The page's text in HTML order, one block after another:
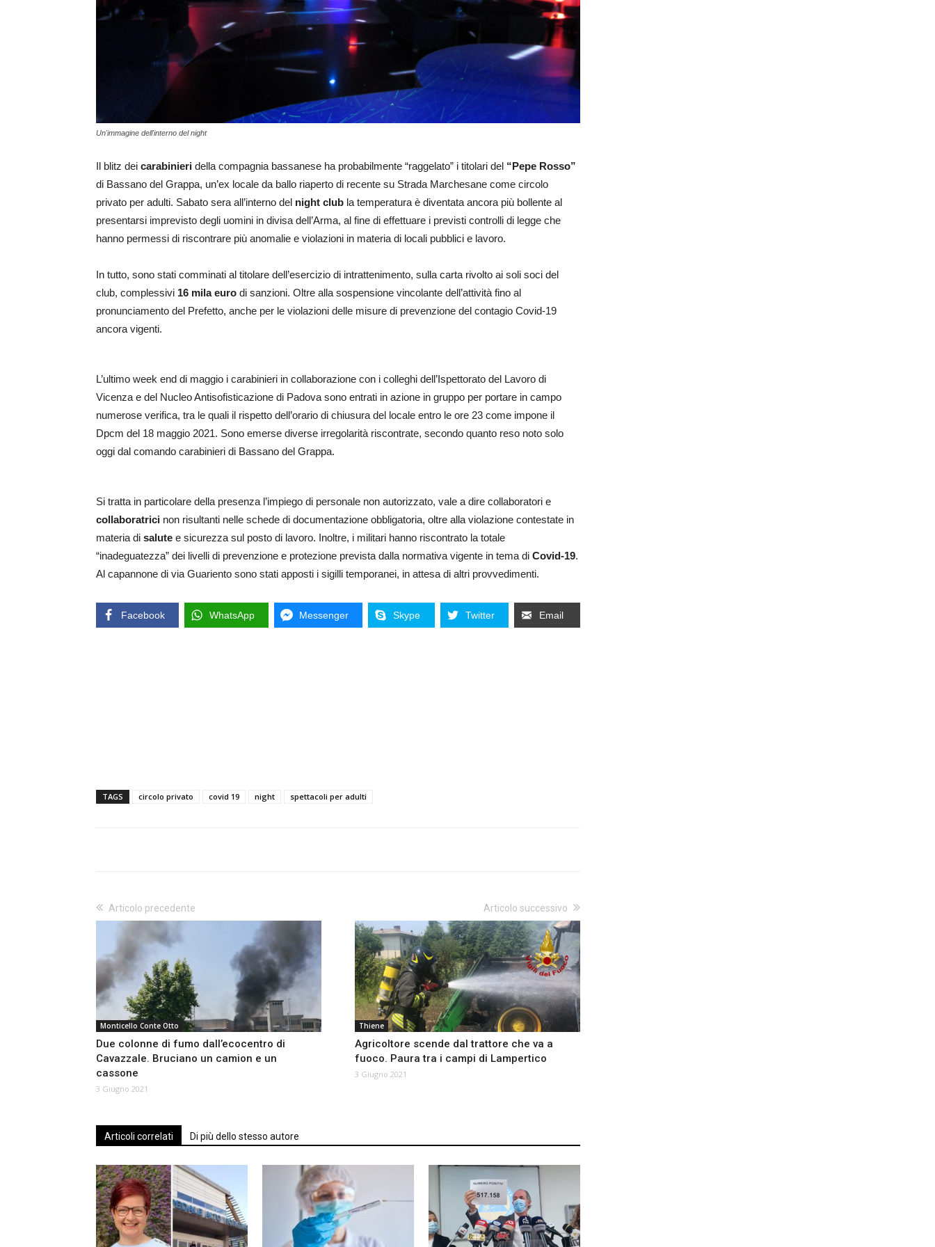
Un'immagine dell'interno del night
Il blitz dei carabinieri della compagnia bassanese ha probabilmente “raggelato” i titolari del “Pepe Rosso”
di Bassano del Grappa, un’ex locale da ballo riaperto di recente su Strada Marchesane come circolo
privato per adulti. Sabato sera all’interno del night club la temperatura è diventata ancora più bollente al
presentarsi imprevisto degli uomini in divisa dell’Arma, al fine di effettuare i previsti controlli di legge che
hanno permessi di riscontrare più anomalie e violazioni in materia di locali pubblici e lavoro.
In tutto, sono stati comminati al titolare dell’esercizio di intrattenimento, sulla carta rivolto ai soli soci del
club, complessivi 16 mila euro di sanzioni. Oltre alla sospensione vincolante dell’attività fino al
pronunciamento del Prefetto, anche per le violazioni delle misure di prevenzione del contagio Covid-19
ancora vigenti.
L’ultimo week end di maggio i carabinieri in collaborazione con i colleghi dell’Ispettorato del Lavoro di
Vicenza e del Nucleo Antisofisticazione di Padova sono entrati in azione in gruppo per portare in campo
numerose verifica, tra le quali il rispetto dell’orario di chiusura del locale entro le ore 23 come impone il
Dpcm del 18 maggio 2021. Sono emerse diverse irregolarità riscontrate, secondo quanto reso noto solo
oggi dal comando carabinieri di Bassano del Grappa.
Si tratta in particolare della presenza l’impiego di personale non autorizzato, vale a dire collaboratori e
collaboratrici non risultanti nelle schede di documentazione obbligatoria, oltre alla violazione contestate in
materia di salute e sicurezza sul posto di lavoro. Inoltre, i militari hanno riscontrato la totale
“inadeguatezza” dei livelli di prevenzione e protezione prevista dalla normativa vigente in tema di Covid-19.
Al capannone di via Guariento sono stati apposti i sigilli temporanei, in attesa di altri provvedimenti.
Facebook WhatsApp Messenger Skype Twitter Email
TAGS circolo privato covid 19 night spettacoli per adulti
Articolo precedente
Monticello Conte Otto
Due colonne di fumo dall’ecocentro di
Cavazzale. Bruciano un camion e un
cassone
3 Giugno 2021
Articolo successivo
Thiene
Agricoltore scende dal trattore che va a
fuoco. Paura tra i campi di Lampertico
3 Giugno 2021
Articoli correlati Di più dello stesso autore